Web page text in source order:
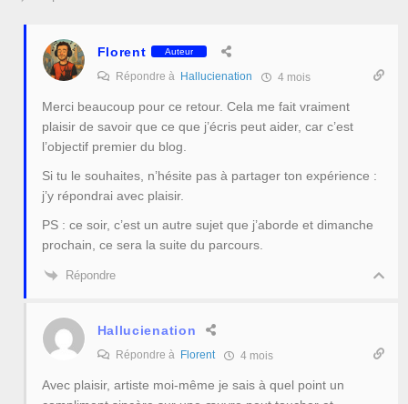
Florent Auteur
Répondre à Hallucienation 4 mois
Merci beaucoup pour ce retour. Cela me fait vraiment
plaisir de savoir que ce que j’écris peut aider, car c’est
l’objectif premier du blog.
Si tu le souhaites, n’hésite pas à partager ton expérience :
j’y répondrai avec plaisir.
PS : ce soir, c’est un autre sujet que j’aborde et dimanche
prochain, ce sera la suite du parcours.
Répondre
Hallucienation
Répondre à Florent 4 mois
Avec plaisir, artiste moi-même je sais à quel point un